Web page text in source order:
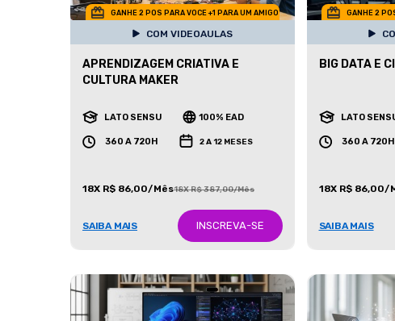
GANHE 2 POS PARA VOCE +1 PARA UM AMIGO
COM VIDEOAULAS
APRENDIZAGEM CRIATIVA E
CULTURA MAKER
LATO SENSU 100% EAD
360 A 720H 2 A 12 MESES
18X R$ 86,00/Mês18X R$ 387,00/Mês
SAIBA MAIS INSCREVA-SE
GANHE 2
BIG DATA E
LATO
360 A 720H
18X R$ 86,00/
SAIBA MAIS